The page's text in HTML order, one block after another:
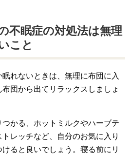
不眠症の対処法は無理
こと
れないときは、無理に布団に入
団から出てリラックスしましょ
かる、ホットミルクやハーブテ
レッチなど、自分のお気に入り
ると良いでしょう。寝る前にリ